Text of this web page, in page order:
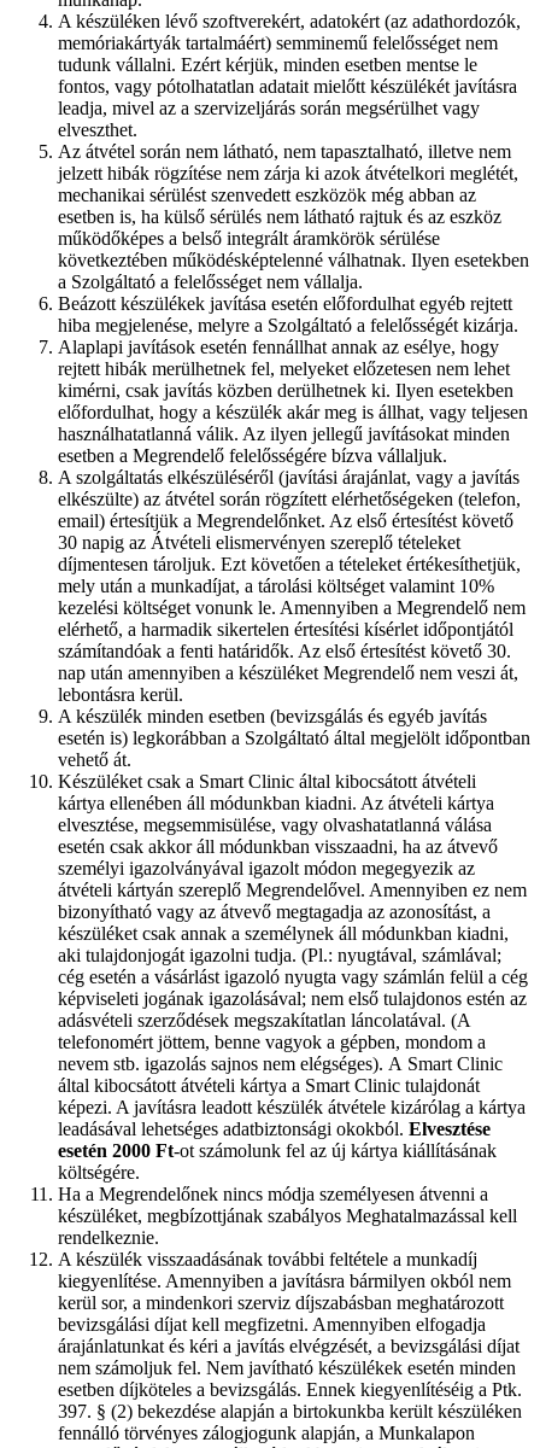
A készüléken lévő szoftverekért, adatokért (az adathordozók,
memóriakártyák tartalmáért) semminemű felelősséget nem
tudunk vállalni. Ezért kérjük, minden esetben mentse le
fontos, vagy pótolhatatlan adatait mielőtt készülékét javításra
leadja, mivel az a szervizeljárás során megsérülhet vagy
elveszthet.
Az átvétel során nem látható, nem tapasztalható, illetve nem
jelzett hibák rögzítése nem zárja ki azok átvételkori meglétét,
mechanikai sérülést szenvedett eszközök még abban az
esetben is, ha külső sérülés nem látható rajtuk és az eszköz
működőképes a belső integrált áramkörök sérülése
következtében működésképtelenné válhatnak. Ilyen esetekben
a Szolgáltató a felelősséget nem vállalja.
Beázott készülékek javítása esetén előfordulhat egyéb rejtett
hiba megjelenése, melyre a Szolgáltató a felelősségét kizárja.
Alaplapi javítások esetén fennállhat annak az esélye, hogy
rejtett hibák merülhetnek fel, melyeket előzetesen nem lehet
kimérni, csak javítás közben derülhetnek ki. Ilyen esetekben
előfordulhat, hogy a készülék akár meg is állhat, vagy teljesen
használhatatlanná válik. Az ilyen jellegű javításokat minden
esetben a Megrendelő felelősségére bízva vállaljuk.
A szolgáltatás elkészüléséről (javítási árajánlat, vagy a javítás
elkészülte) az átvétel során rögzített elérhetőségeken (telefon,
email) értesítjük a Megrendelőnket. Az első értesítést követő
30 napig az Átvételi elismervényen szereplő tételeket
díjmentesen tároljuk. Ezt követően a tételeket értékesíthetjük,
mely után a munkadíjat, a tárolási költséget valamint 10%
kezelési költséget vonunk le. Amennyiben a Megrendelő nem
elérhető, a harmadik sikertelen értesítési kísérlet időpontjától
számítandóak a fenti határidők. Az első értesítést követő 30.
nap után amennyiben a készüléket Megrendelő nem veszi át,
lebontásra kerül.
A készülék minden esetben (bevizsgálás és egyéb javítás
esetén is) legkorábban a Szolgáltató által megjelölt időpontban
vehető át.
Készüléket csak a Smart Clinic által kibocsátott átvételi
kártya ellenében áll módunkban kiadni. Az átvételi kártya
elvesztése, megsemmisülése, vagy olvashatatlanná válása
esetén csak akkor áll módunkban visszaadni, ha az átvevő
személyi igazolványával igazolt módon megegyezik az
átvételi kártyán szereplő Megrendelővel. Amennyiben ez nem
bizonyítható vagy az átvevő megtagadja az azonosítást, a
készüléket csak annak a személynek áll módunkban kiadni,
aki tulajdonjogát igazolni tudja. (Pl.: nyugtával, számlával;
cég esetén a vásárlást igazoló nyugta vagy számlán felül a cég
képviseleti jogának igazolásával; nem első tulajdonos estén az
adásvételi szerződések megszakítatlan láncolatával. (A
telefonomért jöttem, benne vagyok a gépben, mondom a
nevem stb. igazolás sajnos nem elégséges). A Smart Clinic
által kibocsátott átvételi kártya a Smart Clinic tulajdonát
képezi. A javításra leadott készülék átvétele kizárólag a kártya
leadásával lehetséges adatbiztonsági okokból. Elvesztése
esetén 2000 Ft-ot számolunk fel az új kártya kiállításának
költségére.
Ha a Megrendelőnek nincs módja személyesen átvenni a
készüléket, megbízottjának szabályos Meghatalmazással kell
rendelkeznie.
A készülék visszaadásának további feltétele a munkadíj
kiegyenlítése. Amennyiben a javításra bármilyen okból nem
kerül sor, a mindenkori szerviz díjszabásban meghatározott
bevizsgálási díjat kell megfizetni. Amennyiben elfogadja
árajánlatunkat és kéri a javítás elvégzését, a bevizsgálási díjat
nem számoljuk fel. Nem javítható készülékek esetén minden
esetben díjköteles a bevizsgálás. Ennek kiegyenlítéséig a Ptk.
397. § (2) bekezdése alapján a birtokunkba került készüléken
fennálló törvényes zálogjogunk alapján, a Munkalapon